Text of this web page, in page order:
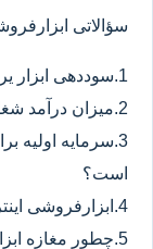
سؤالاتی
1.سوددهی ابزار یراق چقدر است؟
2.میزان درآمد شغل ابزارفروشی چقدر است؟
3.سرمایه اولیه
است؟
4.ابزارفروشی اینترنتی بهتر است یا مغازه ابزار یراق؟
5.چطور مغازه ابزار یراق فروشی راه اندازی کنیم؟